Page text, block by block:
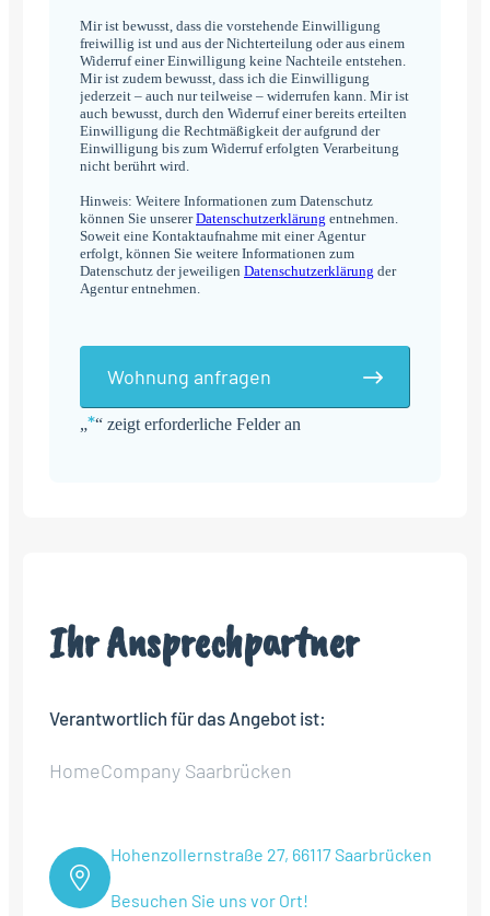
„*“ zeigt erforderliche Felder an
Mir ist bewusst, dass die vorstehende Einwilligung
freiwillig ist und aus der Nichterteilung oder aus einem
Widerruf einer Einwilligung keine Nachteile entstehen.
Mir ist zudem bewusst, dass ich die Einwilligung
jederzeit – auch nur teilweise – widerrufen kann. Mir ist
auch bewusst, durch den Widerruf einer bereits erteilten
Einwilligung die Rechtmäßigkeit der aufgrund der
Einwilligung bis zum Widerruf erfolgten Verarbeitung
nicht berührt wird.
Hinweis: Weitere Informationen zum Datenschutz
können Sie unsererDatenschutzerklärung entnehmen.
Soweit eine Kontaktaufnahme mit einer Agentur
erfolgt, können Sie weitere Informationen zum
Datenschutz der jeweiligen Datenschutzerklärung der
Agentur entnehmen.
Wohnung anfragen
Ihr Ansprechpartner
Verantwortlich für das Angebot ist:
HomeCompany Saarbrücken
Hohenzollernstraße 27, 66117 Saarbrücken
Besuchen Sie uns vor Ort!